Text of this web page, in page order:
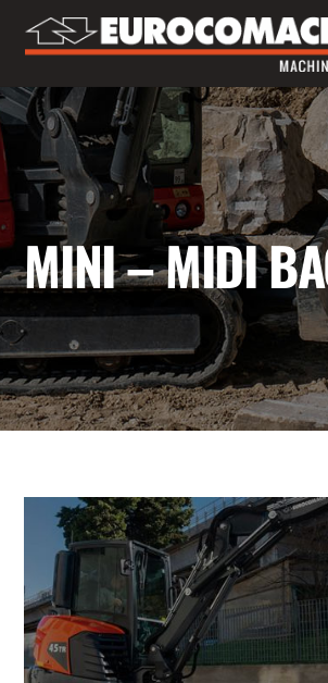
MINI – MIDI